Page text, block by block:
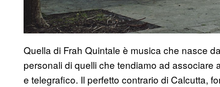
Quella di Frah Quintale è musica che nasce
personali di quelli che tendiamo ad associare
e telegrafico. Il perfetto contrario di Calcutta,